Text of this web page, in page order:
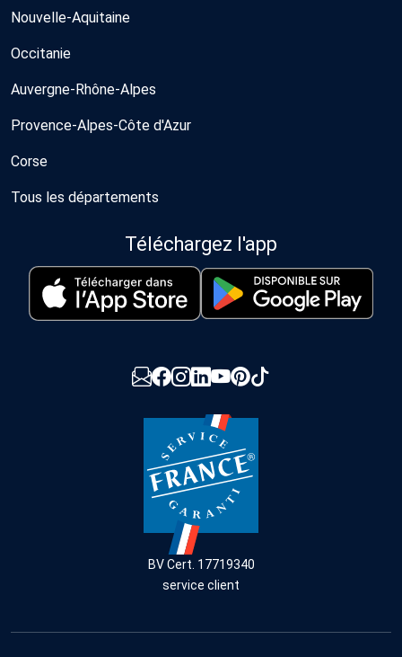
Nouvelle-Aquitaine
Occitanie
Auvergne-Rhône-Alpes
Provence-Alpes-Côte d'Azur
Corse
Tous les départements
Téléchargez l'app
BV Cert. 17719340
service client